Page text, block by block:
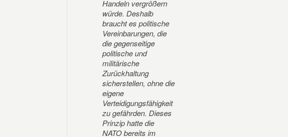
Handeln vergrößern
würde. Deshalb
braucht es politische
Vereinbarungen, die
die gegenseitige
politische und
militärische
Zurückhaltung
sicherstellen, ohne die
eigene
Verteidigungsfähigkeit
zu gefährden. Dieses
Prinzip hatte die
NATO bereits im